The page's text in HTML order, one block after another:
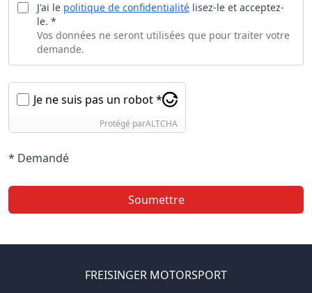
J'ai le politique de confidentialité lisez-le et acceptez-
le. *
Vos données ne seront utilisées que pour traiter votre
demande.
Je ne suis pas un robot *
Protégé parALTCHA
* Demandé
Soumettre
FREISINGER MOTORSPORT